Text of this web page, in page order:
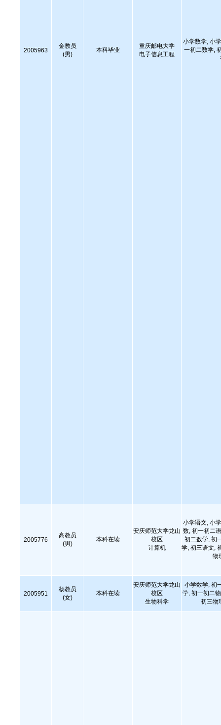
2005963
金教员
(男)
本科毕业
重庆邮电大学
电子信息工程
小学数学, 小
一初二数学,
2005776
高教员
(男)
本科在读
安庆师范大学龙山
校区
计算机
小学语文, 小
数, 初一初二
初二数学, 初
学, 初三语文,
物
2005951
杨教员
(女)
本科在读
安庆师范大学龙山
校区
生物科学
小学数学, 初
学, 初一初二
初三物